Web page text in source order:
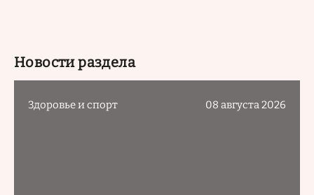
Новости раздела
Здоровье и спорт 08 августа 2026